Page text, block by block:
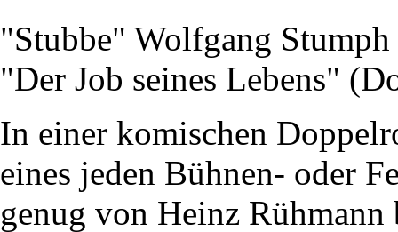
"Stubbe" Wolfgang
"Der Job seines Lebens"
In einer komischen
eines jeden Bühnen- oder
genug von Heinz